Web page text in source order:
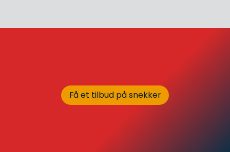
Få et tilbud på snekker